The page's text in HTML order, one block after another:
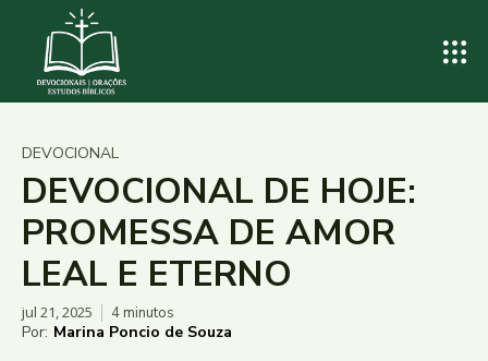
DEVOCIONAL
DEVOCIONAL DE HOJE:
PROMESSA DE AMOR
LEAL E ETERNO
jul 21, 2025 4minutos
Por: Marina Poncio de Souza